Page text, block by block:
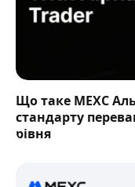
Що таке MEXC
стандарту
рівня